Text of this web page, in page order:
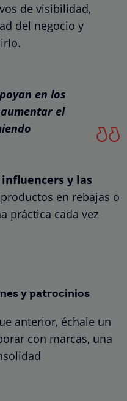
de visibilidad,
del negocio y
en los
el
y las
en rebajas o
práctica cada vez
y patrocinios
anterior, échale un
con marcas, una